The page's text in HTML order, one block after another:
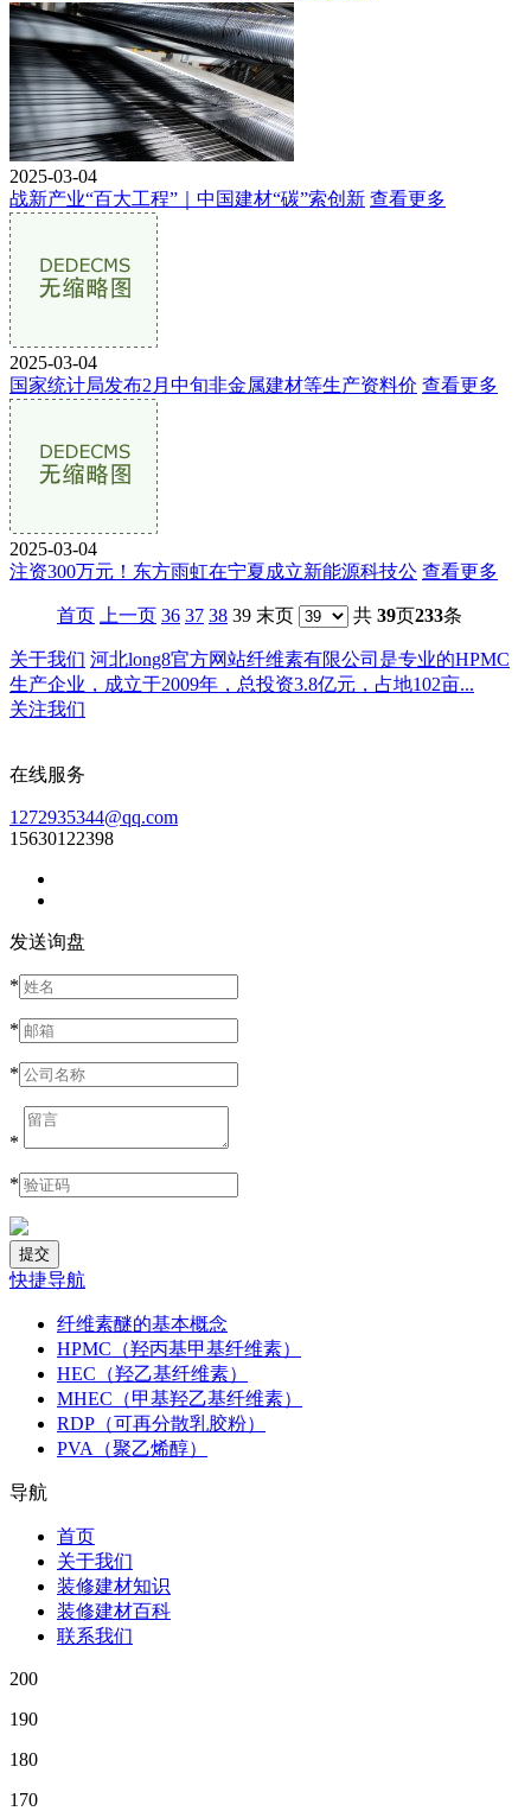
2025-03-04
战新产业“百大工程”｜中国建材“碳”索创新 查看更多
2025-03-04
国家统计局发布2月中旬非金属建材等生产资料价 查看更多
2025-03-04
注资300万元！东方雨虹在宁夏成立新能源科技公 查看更多
首页 上一页 36 37 38 39 末页 共 39页233条
关于我们 河北long8官方网站纤维素有限公司是专业的HPMC
生产企业，成立于2009年，总投资3.8亿元，占地102亩...
关注我们
在线服务
1272935344@qq.com
15630122398
发送询盘
*
*
*
*
*
快捷导航
纤维素醚的基本概念
HPMC（羟丙基甲基纤维素）
HEC（羟乙基纤维素）
MHEC（甲基羟乙基纤维素）
RDP（可再分散乳胶粉）
PVA（聚乙烯醇）
导航
首页
关于我们
装修建材知识
装修建材百科
联系我们
200
190
180
170